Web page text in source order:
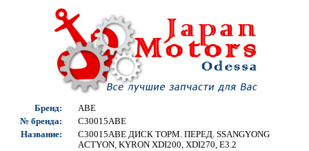
Бренд:
ABE
№ бренда:
C30015ABE
Название:
C30015ABE ДИСК ТОРМ. ПЕРЕД. SSANGYONG
ACTYON, KYRON XDI200, XDI270, E3.2